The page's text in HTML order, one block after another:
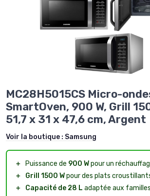
MC28H5015CS Micro-
SmartOven, 900 W, Grill
51,7 x 31 x 47,6 cm, Argent
Voir la boutique : Samsung
＋ Puissance de 900 Wpour un
＋
Grill 1500 Wpour des plats
＋
Capacité de 28 L adaptée aux familles